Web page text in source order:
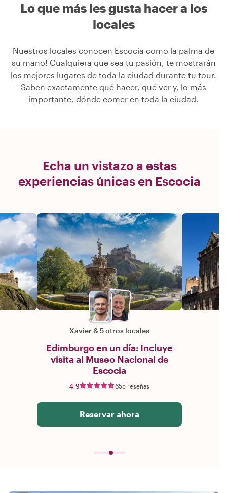
Lo que más les gusta hacer a los
locales
Nuestros locales conocen Escocia como la palma de
su mano! Cualquiera que sea tu pasión, te mostrarán
los mejores lugares de toda la ciudad durante tu tour.
Saben exactamente qué hacer, qué ver y, lo más
importante, dónde comer en toda la ciudad.
Echa un vistazo a estas
experiencias únicas en Escocia
Xavier &5 otros locales
Edimburgo en un día: Incluye
visita al Museo Nacional de
Escocia
4,9 655 reseñas
Reservar ahora